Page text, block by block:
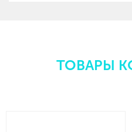
ТОВАРЫ